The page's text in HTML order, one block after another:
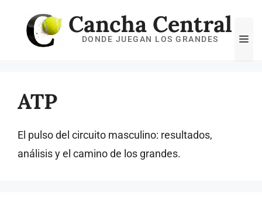
contenido
Cancha Central
DONDE JUEGAN LOS GRANDES
ATP
El pulso del circuito masculino: resultados,
análisis y el camino de los grandes.